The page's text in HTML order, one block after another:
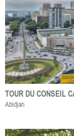
TOUR DU CONSEIL
Abidjan